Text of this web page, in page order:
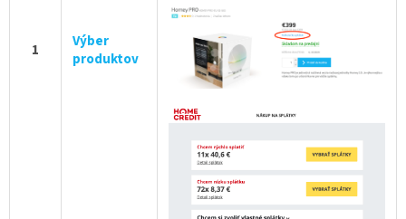
1
Výber
produktov